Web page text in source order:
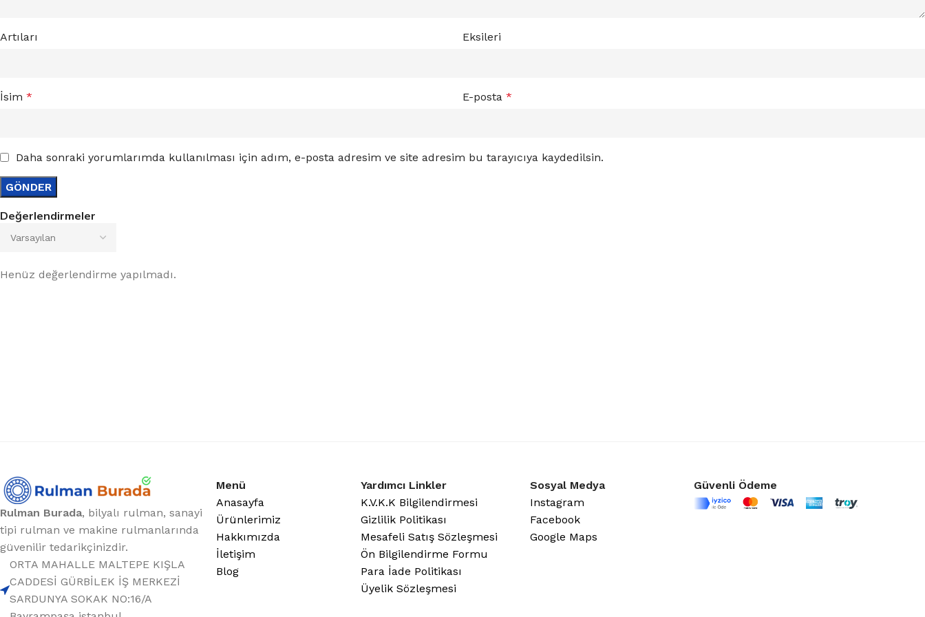
Değerlendirmeler
Henüz değerlendirme yapılmadı.
Artıları Eksileri
İsim * E-posta *
Daha sonraki yorumlarımda kullanılması için adım, e-posta adresim ve site adresim bu tarayıcıya kaydedilsin.
Rulman Burada, bilyalı rulman, sanayi
tipi rulman ve makine rulmanlarında
güvenilir tedarikçinizdir.
ORTA MAHALLE MALTEPE KIŞLA
CADDESİ GÜRBİLEK İŞ MERKEZİ
SARDUNYA SOKAK NO:16/A
Menü
Anasayfa
Ürünlerimiz
Hakkımızda
İletişim
Blog
Yardımcı Linkler
K.V.K.K Bilgilendirmesi
Gizlilik Politikası
Mesafeli Satış Sözleşmesi
Ön Bilgilendirme Formu
Para İade Politikası
Üyelik Sözleşmesi
Sosyal Medya
Instagram
Facebook
Google Maps
Güvenli Ödeme